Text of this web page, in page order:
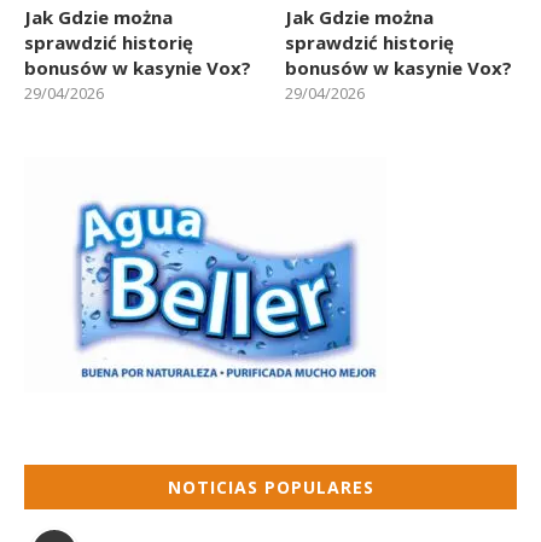
Jak Gdzie można
sprawdzić historię
bonusów w kasynie Vox?
29/04/2026
Jak Gdzie można
sprawdzić historię
bonusów w kasynie Vox?
29/04/2026
NOTICIAS POPULARES